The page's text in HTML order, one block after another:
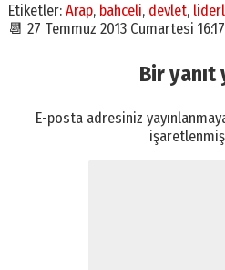
Etiketler: Arap, bahceli, devlet,
📆 27 Temmuz 2013 Cumartesi
Bir yanıt
E-posta adresiniz